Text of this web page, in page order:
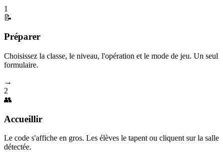
1
📝
Préparer
Choisissez la classe, le niveau, l'opération et le mode de jeu. Un seul
formulaire.
→
2
👥
Accueillir
Le code s'affiche en gros. Les élèves le tapent ou cliquent sur la salle
détectée.